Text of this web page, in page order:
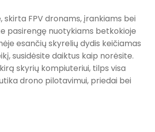
skirta FPV dronams, įrankiams bei
pasirengę nuotykiams betkokioje
esančių skyrelių dydis keičiamas
susidėsite daiktus kaip norėsite.
skyrių kompiuteriui, tilps visa
drono pilotavimui, priedai bei